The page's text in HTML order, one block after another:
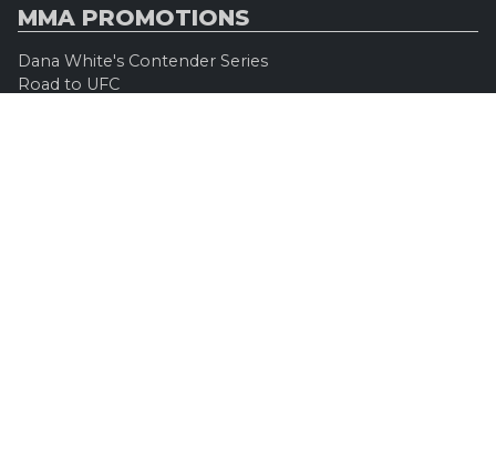
MMA PROMOTIONS
Dana White's Contender Series
Road to UFC